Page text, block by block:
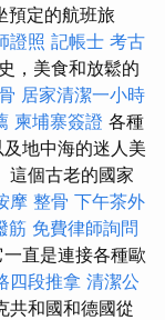
預定的航班旅
證照 記帳士 考古
，美食和放鬆的
居家清潔一小時
柬埔寨簽證 各種
地中海的迷人美
這個古老的國家
摩 整骨 下午茶外
筋 免費律師詢問
直是連接各種歐
四段推拿 清潔公
共和國和德國從